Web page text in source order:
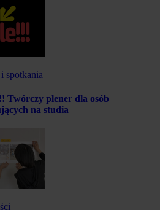
spotkania
Twórczy plener dla osób
na studia